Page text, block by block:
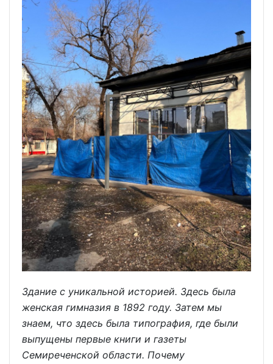
Здание с уникальной историей. Здесь была
женская гимназия в 1892 году. Затем мы
знаем, что здесь была типография, где были
выпущены первые книги и газеты
Семиреченской области. Почему